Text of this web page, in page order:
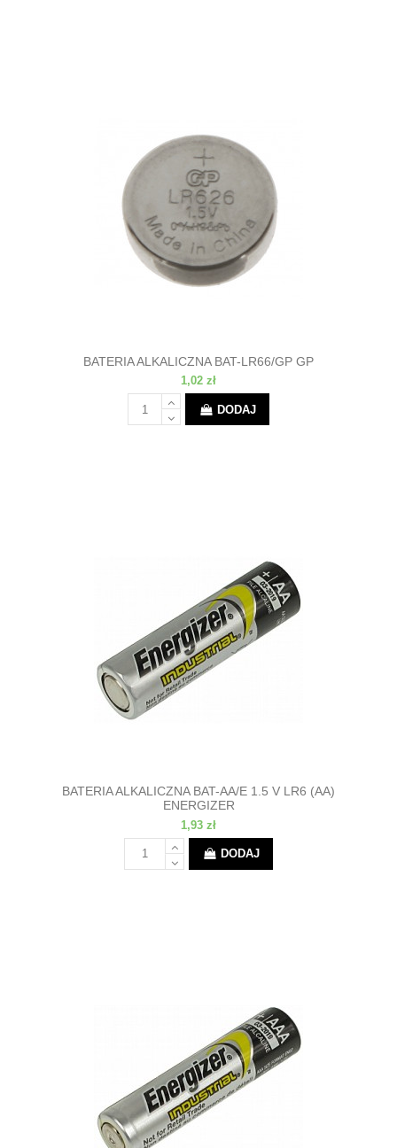
BATERIA ALKALICZNA BAT-LR66/GP GP
1,02 zł
DODAJ
BATERIA ALKALICZNA BAT-AA/E 1.5 V LR6 (AA)
ENERGIZER
1,93 zł
DODAJ